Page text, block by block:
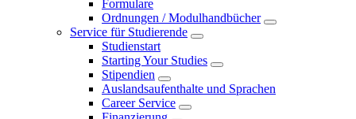
Formulare
Ordnungen / Modulhandbücher
Service für Studierende
Studienstart
Starting Your Studies
Stipendien
Auslandsaufenthalte und Sprachen
Career Service